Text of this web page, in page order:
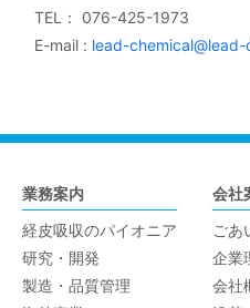
TEL： 076-425-1973
E-mail : lead-
業務案内
経皮吸収のパイオニア
研究・開発
製造・品質管理
会社
ごあ
企業
会社